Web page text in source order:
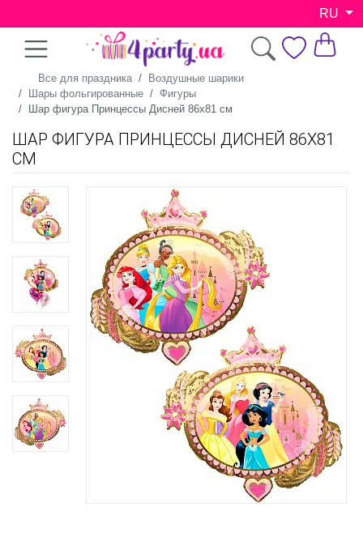
RU
Все для праздника
Воздушные шарики
Шары фольгированные
Фигуры
Шар фигура Принцессы Дисней 86х81 см
ШАР ФИГУРА ПРИНЦЕССЫ ДИСНЕЙ 86Х81
СМ